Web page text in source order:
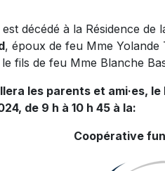
est décédé à la Résidence de
, époux de feu Mme Yolande
fils de feu Mme Blanche
les parents et ami·es, le
de 9 h à 10 h 45 à la:
Coopérative